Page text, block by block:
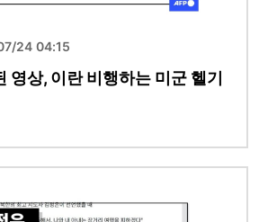
24 04:15
영상, 이란 비행하는 미군 헬기